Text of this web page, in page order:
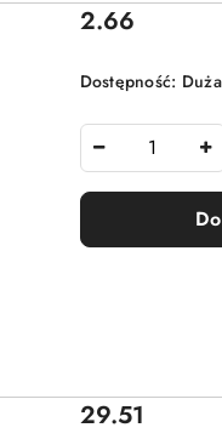
Cena:
2.66
Dostępność:
Cena:
29.51